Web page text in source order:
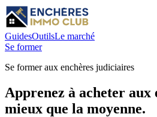
GuidesOutilsLe marché
Se former
Se former aux enchères judiciaires
Apprenez à acheter aux
mieux que la moyenne.